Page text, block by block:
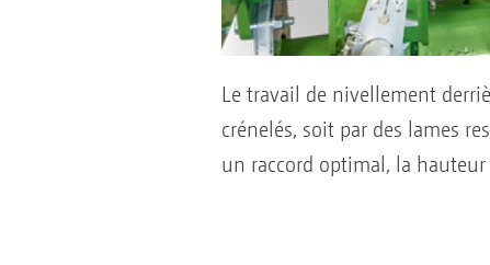
Le travail de nivellement
crénelés, soit par des lames
un raccord optimal, la